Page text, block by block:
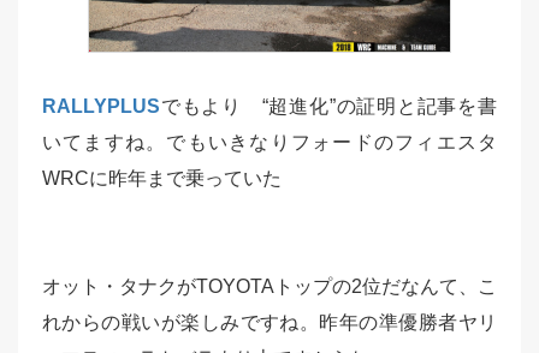
RALLYPLUSでもより “超進化”の証明と記事を書
いてますね。でもいきなりフォードのフィエスタ
WRCに昨年まで乗っていた
オット・タナクがTOYOTAトップの2位だなんて、こ
れからの戦いが楽しみですね。昨年の準優勝者ヤリ